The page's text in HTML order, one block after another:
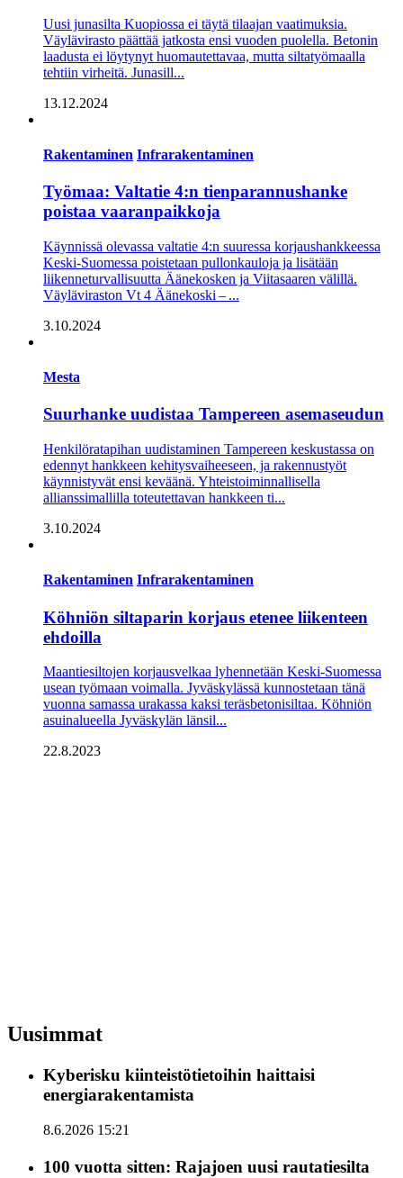
Uusi junasilta Kuopiossa ei täytä tilaajan vaatimuksia.
Väylävirasto päättää jatkosta ensi vuoden puolella. Betonin
laadusta ei löytynyt huomautettavaa, mutta siltatyömaalla
tehtiin virheitä. Junasill...
13.12.2024
Rakentaminen Infrarakentaminen
Työmaa: Valtatie 4:n tienparannushanke
poistaa vaaranpaikkoja
Käynnissä olevassa valtatie 4:n suuressa korjaushankkeessa
Keski-Suomessa poistetaan pullonkauloja ja lisätään
liikenneturvallisuutta Äänekosken ja Viitasaaren välillä.
Väyläviraston Vt 4 Äänekoski – ...
3.10.2024
Mesta
Suurhanke uudistaa Tampereen asemaseudun
Henkilöratapihan uudistaminen Tampereen keskustassa on
edennyt hankkeen kehitysvaiheeseen, ja rakennustyöt
käynnistyvät ensi keväänä. Yhteistoiminnallisella
allianssimallilla toteutettavan hankkeen ti...
3.10.2024
Rakentaminen Infrarakentaminen
Köhniön siltaparin korjaus etenee liikenteen
ehdoilla
Maantiesiltojen korjausvelkaa lyhennetään Keski-Suomessa
usean työmaan voimalla. Jyväskylässä kunnostetaan tänä
vuonna samassa urakassa kaksi teräsbetonisiltaa. Köhniön
asuinalueella Jyväskylän länsil...
22.8.2023
Uusimmat
Kyberisku kiinteistötietoihin haittaisi
energiarakentamista
8.6.2026 15:21
100 vuotta sitten: Rajajoen uusi rautatiesilta